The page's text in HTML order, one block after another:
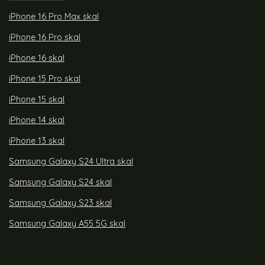
iPhone 16 Pro Max skal
iPhone 16 Pro skal
iPhone 16 skal
iPhone 15 Pro skal
iPhone 15 skal
iPhone 14 skal
iPhone 13 skal
Samsung Galaxy S24 Ultra skal
Samsung Galaxy S24 skal
Samsung Galaxy S23 skal
Samsung Galaxy A55 5G skal